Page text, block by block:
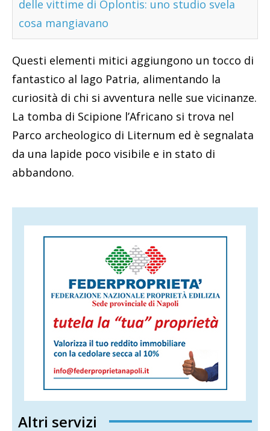
delle vittime di Oplontis: uno studio svela
cosa mangiavano
Questi elementi mitici aggiungono un tocco di
fantastico al lago Patria, alimentando la
curiosità di chi si avventura nelle sue vicinanze.
La tomba di Scipione l’Africano si trova nel
Parco archeologico di Liternum ed è segnalata
da una lapide poco visibile e in stato di
abbandono.
Altri servizi